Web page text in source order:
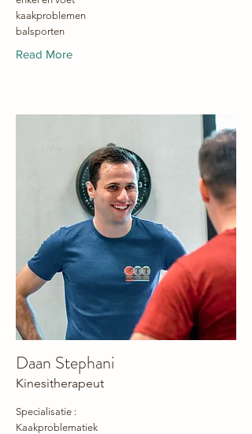
kaakproblemen
balsporten
Read More
Daan Stephani
Kinesitherapeut
Specialisatie :
Kaakproblematiek